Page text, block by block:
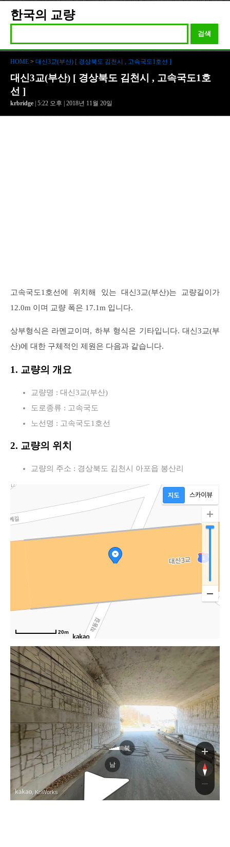
한국의 교량
검색
HOME > 대신3교(부산) [ 경상북도 김천시 , 고속국도1호선 ]
대신3교(부산) [ 경상북도 김천시 , 고속국도1호
선 ]
krbridge | 5:22 오후 | 2018년 11월 20일
고속국도1호선에 위치해 있는 대신3교(부산)는 교량길이가
12.0m 이며 교량 폭은 17.1m 입니다.
상부형식은 라멘교이며, 하부 형식은 기타입니다. 대신3교(부
산)에 대한 구체적인 제원은 다음과 같습니다.
1. 교량의 개요
교량명 : 대신3교(부산)
도로종류 : 고속국도
노선명 : 고속국도1호선
2. 교량의 위치
교량의 주소 : 경상북도 김천시 아포읍 봉산리
20m
작동길
작동길
북
남
, KnWorks